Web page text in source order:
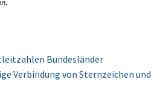
Bundesländer
Verbindung von Sternzeichen und